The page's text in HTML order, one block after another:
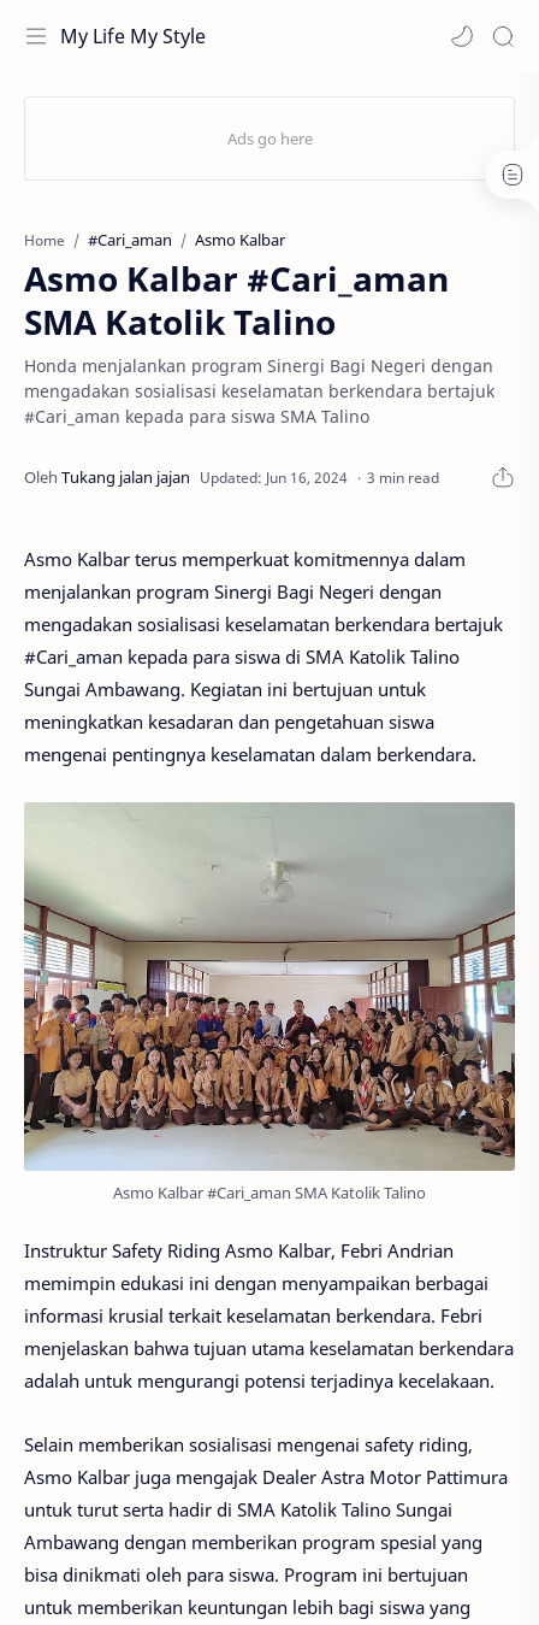
My Life My Style
Home #Cari_aman Asmo Kalbar
Asmo Kalbar #Cari_aman
SMA Katolik Talino
Honda menjalankan program Sinergi Bagi Negeri dengan
mengadakan sosialisasi keselamatan berkendara bertajuk
#Cari_aman kepada para siswa SMA Talino
3 min read
Asmo Kalbar terus memperkuat komitmennya dalam
menjalankan program Sinergi Bagi Negeri dengan
mengadakan sosialisasi keselamatan berkendara bertajuk
#Cari_aman kepada para siswa di SMA Katolik Talino
Sungai Ambawang. Kegiatan ini bertujuan untuk
meningkatkan kesadaran dan pengetahuan siswa
mengenai pentingnya keselamatan dalam berkendara.
Asmo Kalbar #Cari_aman SMA Katolik Talino
Instruktur Safety Riding Asmo Kalbar, Febri Andrian
memimpin edukasi ini dengan menyampaikan berbagai
informasi krusial terkait keselamatan berkendara. Febri
menjelaskan bahwa tujuan utama keselamatan berkendara
adalah untuk mengurangi potensi terjadinya kecelakaan.
Selain memberikan sosialisasi mengenai safety riding,
Asmo Kalbar juga mengajak Dealer Astra Motor Pattimura
untuk turut serta hadir di SMA Katolik Talino Sungai
Ambawang dengan memberikan program spesial yang
bisa dinikmati oleh para siswa. Program ini bertujuan
untuk memberikan keuntungan lebih bagi siswa yang